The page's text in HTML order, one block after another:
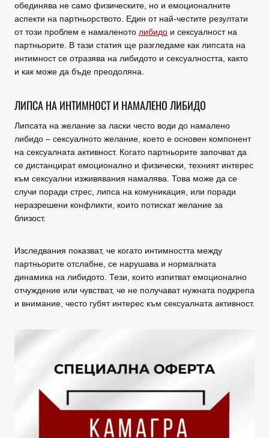
обединява не само физическите, но и емоционалните
аспекти на партньорството. Един от най-честите резултати
от този проблем е намаленото либидо и сексуалност на
партньорите. В тази статия ще разгледаме как липсата на
интимност се отразява на либидото и сексуалността, както
и как може да бъде преодоляна.
ЛИПСА НА ИНТИМНОСТ И НАМАЛЕНО ЛИБИДО
Липсата на желание за ласки често води до намалено
либидо – сексуалното желание, което е основен компонент
на сексуалната активност. Когато партньорите започват да
се дистанцират емоционално и физически, техният интерес
към сексуални изживявания намалява. Това може да се
случи поради стрес, липса на комуникация, или поради
неразрешени конфликти, които потискат желание за
близост.
Изследвания показват, че когато интимността между
партньорите отслабне, се нарушава и нормалната
динамика на либидото. Тези, които изпитват емоционално
отчуждение или чувстват, че не получават нужната подкрепа
и внимание, често губят интерес към сексуалната активност.